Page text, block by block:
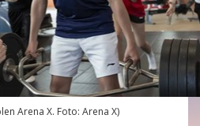
Arena X. Foto: Arena X)